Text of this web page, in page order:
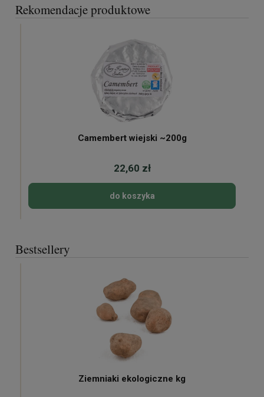
Rekomendacje produktowe
Camembert wiejski ~200g
22,60 zł
do koszyka
Bestsellery
Ziemniaki ekologiczne kg